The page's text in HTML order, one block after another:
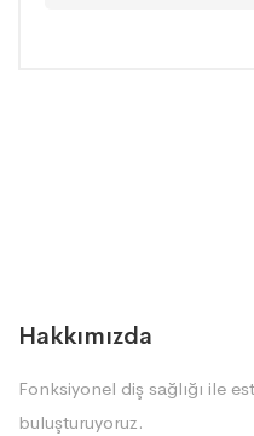
Hakkımızda
Fonksiyonel diş sağlığı ile
buluşturuyoruz.